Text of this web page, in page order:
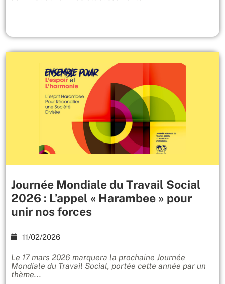
Journée Mondiale du Travail Social
2026 : L’appel « Harambee » pour
unir nos forces
11/02/2026
Le 17 mars 2026 marquera la prochaine Journée
Mondiale du Travail Social, portée cette année par un
thème...